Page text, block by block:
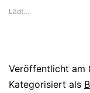
Lädt…
Veröffentlicht am
Kategorisiert als